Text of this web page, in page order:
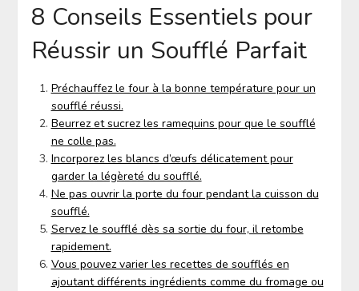
8 Conseils Essentiels pour
Réussir un Soufflé Parfait
Préchauffez le four à la bonne température pour un
soufflé réussi.
Beurrez et sucrez les ramequins pour que le soufflé
ne colle pas.
Incorporez les blancs d’œufs délicatement pour
garder la légèreté du soufflé.
Ne pas ouvrir la porte du four pendant la cuisson du
soufflé.
Servez le soufflé dès sa sortie du four, il retombe
rapidement.
Vous pouvez varier les recettes de soufflés en
ajoutant différents ingrédients comme du fromage ou